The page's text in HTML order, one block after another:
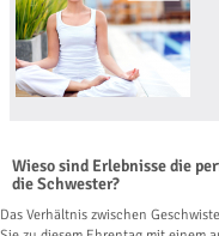
Wieso sind Erlebnisse die
die Schwester?
Das Verhältnis zwischen